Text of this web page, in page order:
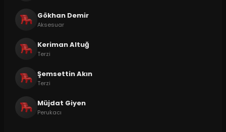
Gökhan Demir
Aksesuar
Keriman Altuğ
Terzi
Şemsettin Akın
Terzi
Müjdat Giyen
Perukacı